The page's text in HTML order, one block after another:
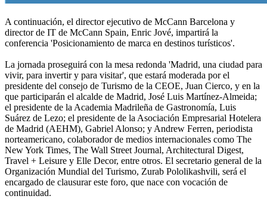
A continuación, el director ejecutivo de McCann Barcelona y
director de IT de McCann Spain, Enric Jové, impartirá la
conferencia 'Posicionamiento de marca en destinos turísticos'.
La jornada proseguirá con la mesa redonda 'Madrid, una ciudad para
vivir, para invertir y para visitar', que estará moderada por el
presidente del consejo de Turismo de la CEOE, Juan Cierco, y en la
que participarán el alcalde de Madrid, José Luis Martínez-Almeida;
el presidente de la Academia Madrileña de Gastronomía, Luis
Suárez de Lezo; el presidente de la Asociación Empresarial Hotelera
de Madrid (AEHM), Gabriel Alonso; y Andrew Ferren, periodista
norteamericano, colaborador de medios internacionales como The
New York Times, The Wall Street Journal, Architectural Digest,
Travel + Leisure y Elle Decor, entre otros. El secretario general de la
Organización Mundial del Turismo, Zurab Pololikashvili, será el
encargado de clausurar este foro, que nace con vocación de
continuidad.